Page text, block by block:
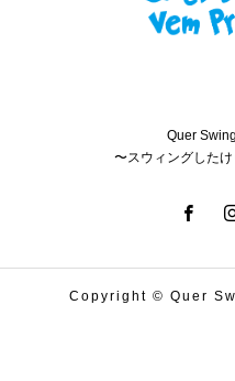
Quer
〜スウィングした
Copyright © Quer